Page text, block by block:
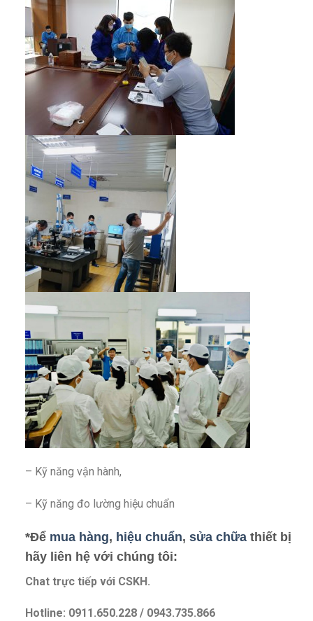
– Kỹ năng vận hành,
– Kỹ năng đo lường hiệu chuẩn
*Để mua hàng, hiệu chuẩn, sửa chữathiết bị
hãy liên hệ với chúng tôi:
Chat trực tiếp với CSKH.
Hotline: 0911.650.228 / 0943.735.866